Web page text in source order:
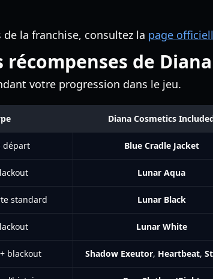
la franchise, consultez la page
de
votre progression dans le jeu.
Diana Cosmetics
départ Blue Cradle Jacket
Lunar Aqua
standard Lunar Black
Lunar White
blackout Shadow Exeutor, Heartbeat,